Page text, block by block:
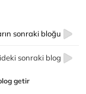
sonraki bloğu
sonraki blog
getir